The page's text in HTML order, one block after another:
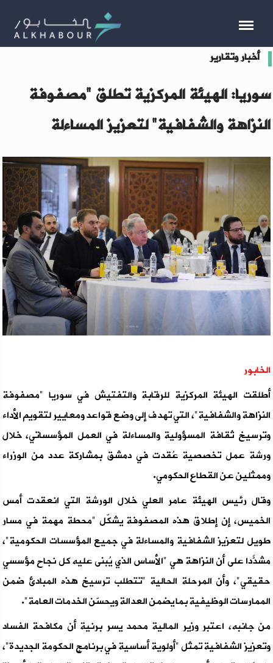
أخبار وتقارير
سوريا: الهيئة المركزية تطلق "مصفوفة
النزاهة والشفافية" لتعزيز المساءلة
الخابور
أطلقت الهيئة المركزية للرقابة والتفتيش في سوريا "مصفوفة
النزاهة والشفافية"، التي تهدف إلى وضع قواعد ومعايير لتقويم الأداء
وترسيخ ثقافة المسؤولية والمساءلة في العمل المؤسساتي، خلال
ورشة عمل تخصصية عُقدت في دمشق بمشاركة عدد من الوزراء
وممثلين عن القطاع الحكومي.
وقال رئيس الهيئة عامر العلي خلال الورشة التي انعقدت أمس
الخميس، إن إطلاق هذه المصفوفة يشكّل "محطة مهمة في مسار
طويل لتعزيز الشفافية والمساءلة في جميع المؤسسات الحكومية"،
مشدّدًا على أن النزاهة هي "الأساس الذي يُبنى عليه كل نجاح مؤسسي
حقيقي"، وأن المرحلة الحالية "تتطلب ترسيخ هذه المبادئ ضمن
الممارسات الوظيفية بما يضمن العدالة ويحسّن الخدمات العامة".
من جانبه، اعتبر وزير المالية محمد يسر برنية أن مكافحة الفساد
وتعزيز الشفافية تمثل "أولوية أساسية في برنامج الحكومة الجديدة"،